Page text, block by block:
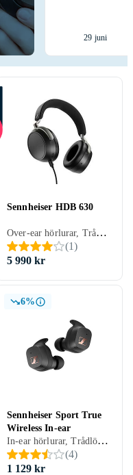
29 juni
Sennheiser HDB 630
Over-ear hörlurar, Trådlös, Aktiv brusreducering (ANC), Löstagbar kabel, Laddning via USB, Svart, Silver, Studio
(1)
5 990 kr
6%
Sennheiser Sport True
Wireless In-ear
In-ear hörlurar, Trådlös, True Wireless, Svart, Träning
(4)
1 129 kr